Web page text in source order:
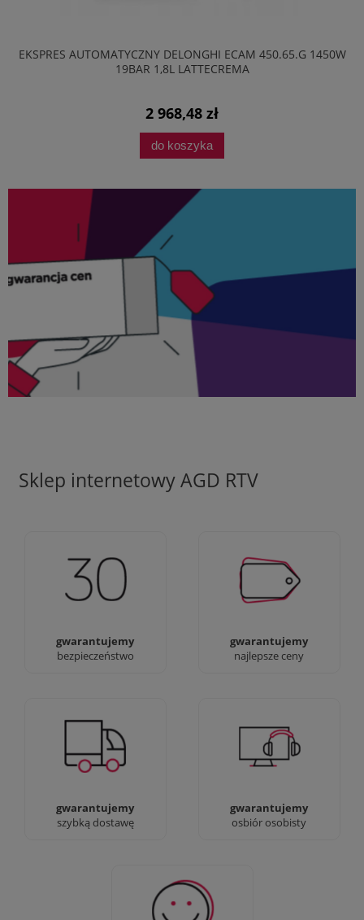
EKSPRES AUTOMATYCZNY DELONGHI ECAM 450.65.G 1450W
19BAR 1,8L LATTECREMA
2 968,48 zł
do koszyka
Sklep internetowy AGD RTV
gwarantujemy
bezpieczeństwo
Jesteśmy firmą z 30-
gwarantujemy
najlepsze ceny
Ciężko pracujemy aby
zapewnić najlepsze
gwarantujemy
szybką dostawę
90% dostaw następnego
dnia, bez dopłat!
gwarantujemy
osbiór osobisty
Jesteśmy prawdziwi :)
możesz przyjść i